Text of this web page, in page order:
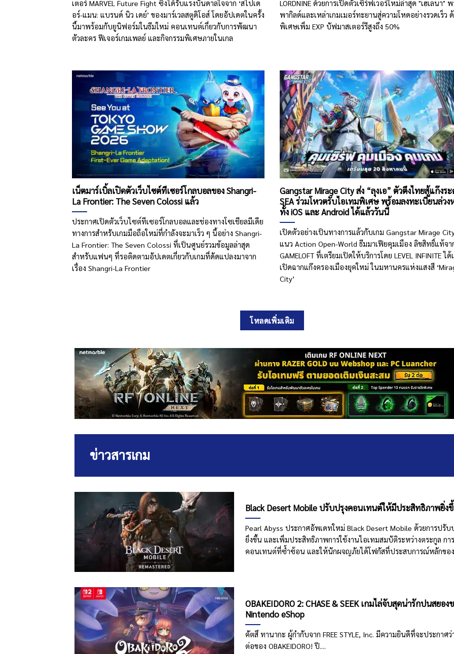
เตอร์ MARVEL Future Fight ซึ่งได้รับแรงบันดาลใจจาก ‘สไปเด
อร์-แมน: แบรนด์ นิว เดย์’ ของมาร์เวลสตูดิโอส์ โดยอัปเดตในครั้ง
นี้มาพร้อมกับยูนิฟอร์มในธีมใหม่ คอนเทนต์เกี่ยวกับการพัฒนา
ตัวละคร ฟีเจอร์เกมเพลย์ และกิจกรรมพิเศษภายในเกล
LORDNINE ด้วยการเปิดตัวเซิร์ฟเวอร์ใหม่ล่าสุด "เฮเลนา"
พากิลด์และเหล่าเกมเมอร์ทะยานสู่ความโหดอย่างรวดเร็ว
พิเศษเพิ่ม EXP บัฟมาสเตอร์รีสูงถึง 50%
เน็ตมาร์เบิ้ลเปิดตัวเว็บไซต์ทีเซอร์โกลบอลของ Shangri-
La Frontier: The Seven Colossi แล้ว
ประกาศเปิดตัวเว็บไซต์ทีเซอร์โกลบอลและช่องทางโซเชียลมีเดีย
ทางการสำหรับเกมมือถือใหม่ที่กำลังจะมาเร็ว ๆ นี้อย่าง Shangri-
La Frontier: The Seven Colossi ที่เป็นศูนย์รวมข้อมูลล่าสุด
สำหรับแฟนๆ ที่รอติดตามอัปเดตเกี่ยวกับเกมที่ดัดแปลงมาจาก
เรื่อง Shangri-La Frontier
Gangstar Mirage City ส่ง “ลุงเอ” ตัวตึงไทยสู้แก๊งร
SEA ร่วมโหวตรับไอเทมพิเศษ พร้อมลงทะเบียนล่วง
ทั้ง iOS และ Android ได้แล้ววันนี้
เปิดตัวอย่างเป็นทางการแล้วกับเกม Gangstar Mirage
แนว Action Open-World ธีมมาเฟียคุมเมือง ลิขสิทธิ์แท้จา
GAMELOFT ที่เตรียมเปิดให้บริการโดย LEVEL INFINITE ได้
เปิดฉากแก๊งครองเมืองยุคใหม่ ในมหานครแห่งแสงสี
City’
โหลดเพิ่มเติม
ข่าวสารเกม
Black Desert Mobile ปรับปรุงคอนเทนต์ให้มีประสิทธิภาพยิ่ง
Pearl Abyss ประกาศอัพเดทใหม่ Black Desert Mobile ด้วยการปรั
ยิ่งขึ้น และเพิ่มประสิทธิภาพการใช้งานไอเทมสมบัติระหว่างตระกูล ก
คอนเทนต์ที่ซ้ำซ้อน และให้นักผจญภัยได้โฟกัสที่ประสบการณ์หลักของ
OBAKEIDORO 2: CHASE & SEEK เกมไล่จับสุดน่ารักปนสย
Nintendo eShop
คัตสึ ทานากะ ผู้กำกับจาก FREE STYLE, Inc. มีความยินดีที่จะประกาศว่
ต่อของ OBAKEIDORO! ปี....